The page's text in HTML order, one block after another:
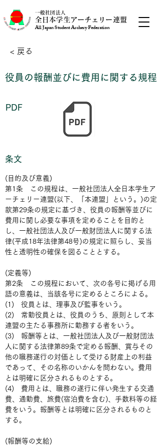
一般社団法人
全日本学生アーチェリー連盟
All Japan Student Archery Federation
< 戻る
役員の報酬並びに費用に関する規程
PDF
条文
(目的及び意義)
第1条　この規程は、一般社団法人全日本学生ア
ーチェリー連盟(以下、「本連盟」という。)の定
款第29条の規定に基づき、役員の報酬等並びに
費用に関し必要な事項を定めることを目的と
し、一般社団法人及び一般財団法人に関する法
律(平成18年法律第48号)の規定に照らし、妥当
性と透明性の確保を図ることとする。
(定義等)
第2条　この規程において、次の各号に掲げる用
語の意義は、当該各号に定めるところによる。
(1)　役員とは、理事及び監事をいう。
(2)　常勤役員とは、役員のうち、原則として本
連盟の主たる事務所に勤務する者をいう。
(3)　報酬等とは、一般社団法人及び一般財団法
人に関する法律第89条で定める報酬、賞与その
他の職務遂行の対価として受ける財産上の利益
であって、その名称のいかんを問わない。費用
とは明確に区分されるものとする。
(4)　費用とは、職務の遂行に伴い発生する交通
費、通勤費、旅費(宿泊費を含む)、手数料等の経
費をいう。報酬等とは明確に区分されるものと
する。
(報酬等の支給)